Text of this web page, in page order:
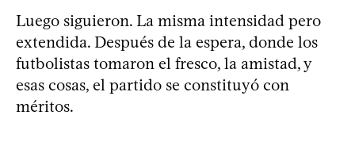
Luego siguieron. La misma intensidad pero
extendida. Después de la espera, donde los
futbolistas tomaron el fresco, la amistad, y
esas cosas, el partido se constituyó con
méritos.